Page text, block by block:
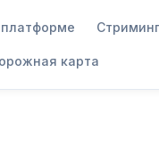
Стриминг
карта